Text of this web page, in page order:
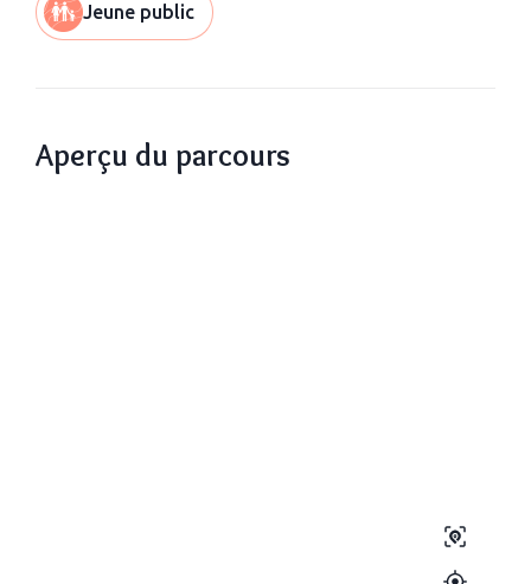
Jeune public
Aperçu du parcours